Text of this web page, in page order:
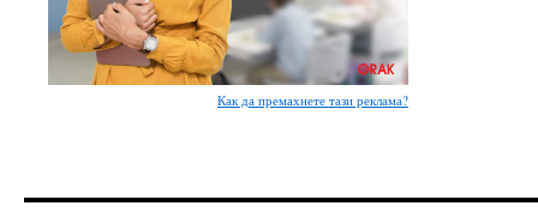
Как да премахнете тази реклама?